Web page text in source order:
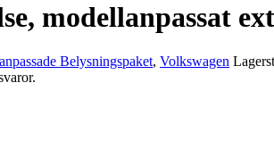
modellanpassat
Belysningspaket, Volkswagen